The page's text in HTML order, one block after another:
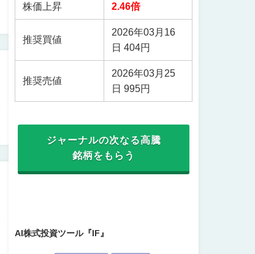
株価上昇 2.46倍
推奨買値
2026年03月16
日 404円
推奨売値
2026年03月25
日 995円
ジャーナルの次なる高騰
銘柄をもらう
AI株式投資ツール『IF』